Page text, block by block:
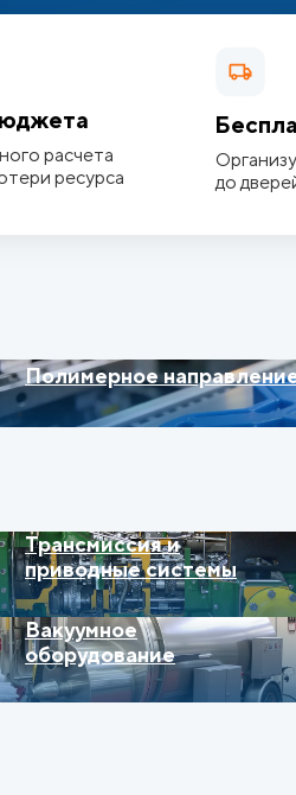
расчета
ресурса
до
Полимерное
Трансмиссия и
приводные системы
Вакуумное
оборудование